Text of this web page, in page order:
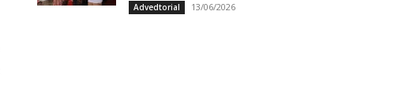
Advedtorial 13/06/2026